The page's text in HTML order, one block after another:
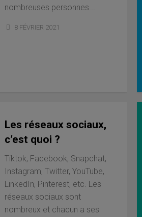
nombreuses personnes...
8 FÉVRIER 2021
Les réseaux sociaux,
c’est quoi ?
Tiktok, Facebook, Snapchat,
Instagram, Twitter, YouTube,
LinkedIn, Pinterest, etc. Les
réseaux sociaux sont
nombreux et chacun a ses